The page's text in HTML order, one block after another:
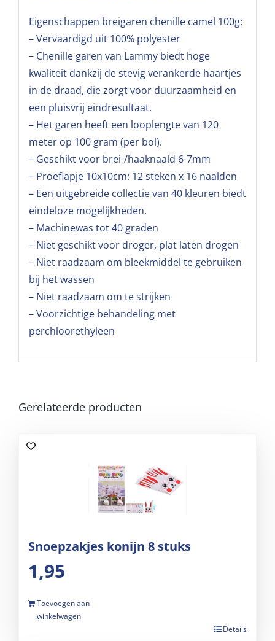
Eigenschappen breigaren chenille camel 100g:
– Vervaardigd uit 100% polyester
– Chenille garen van Lammy biedt hoge
kwaliteit dankzij de stevig verankerde haartjes
in de draad, die zorgt voor duurzaamheid en
een pluisvrij eindresultaat.
– Het garen heeft een looplengte van 120
meter op 100 gram (per bol).
– Geschikt voor brei-/haaknaald 6-7mm
– Proeflapje 10x10cm: 12 steken x 16 naalden
– Een uitgebreide collectie van 40 kleuren biedt
eindeloze mogelijkheden.
– Machinewas tot 40 graden
– Niet geschikt voor droger, plat laten drogen
– Niet raadzaam om bleekmiddel te gebruiken
bij het wassen
– Niet raadzaam om te strijken
– Voorzichtige behandeling met
perchloorethyleen
Gerelateerde producten
Snoepzakjes konijn 8 stuks
1,95
Toevoegen aan
winkelwagen
Details